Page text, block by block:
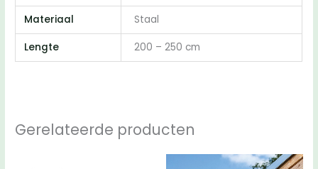
Materiaal Staal
Lengte 200 – 250 cm
Gerelateerde producten